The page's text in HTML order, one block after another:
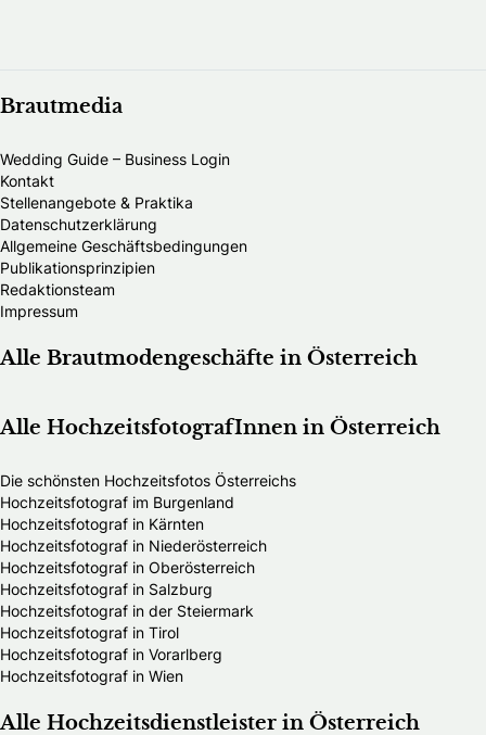
Brautmedia
Wedding Guide – Business Login
Kontakt
Stellenangebote & Praktika
Datenschutzerklärung
Allgemeine Geschäftsbedingungen
Publikationsprinzipien
Redaktionsteam
Impressum
Alle Brautmodengeschäfte in Österreich
Alle HochzeitsfotografInnen in Österreich
Die schönsten Hochzeitsfotos Österreichs
Hochzeitsfotograf im Burgenland
Hochzeitsfotograf in Kärnten
Hochzeitsfotograf in Niederösterreich
Hochzeitsfotograf in Oberösterreich
Hochzeitsfotograf in Salzburg
Hochzeitsfotograf in der Steiermark
Hochzeitsfotograf in Tirol
Hochzeitsfotograf in Vorarlberg
Hochzeitsfotograf in Wien
Alle Hochzeitsdienstleister in Österreich